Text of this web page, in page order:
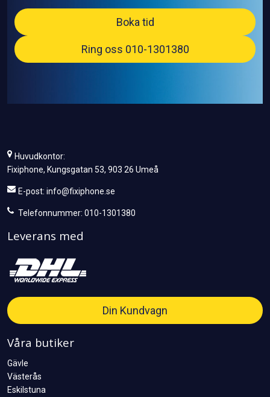
Boka tid
Ring oss 010-1301380
Huvudkontor:
Fixiphone, Kungsgatan 53, 903 26 Umeå
E-post: info@fixiphone.se
Telefonnummer: 010-1301380
Leverans med
Din Kundvagn
Våra butiker
Gävle
Västerås
Eskilstuna